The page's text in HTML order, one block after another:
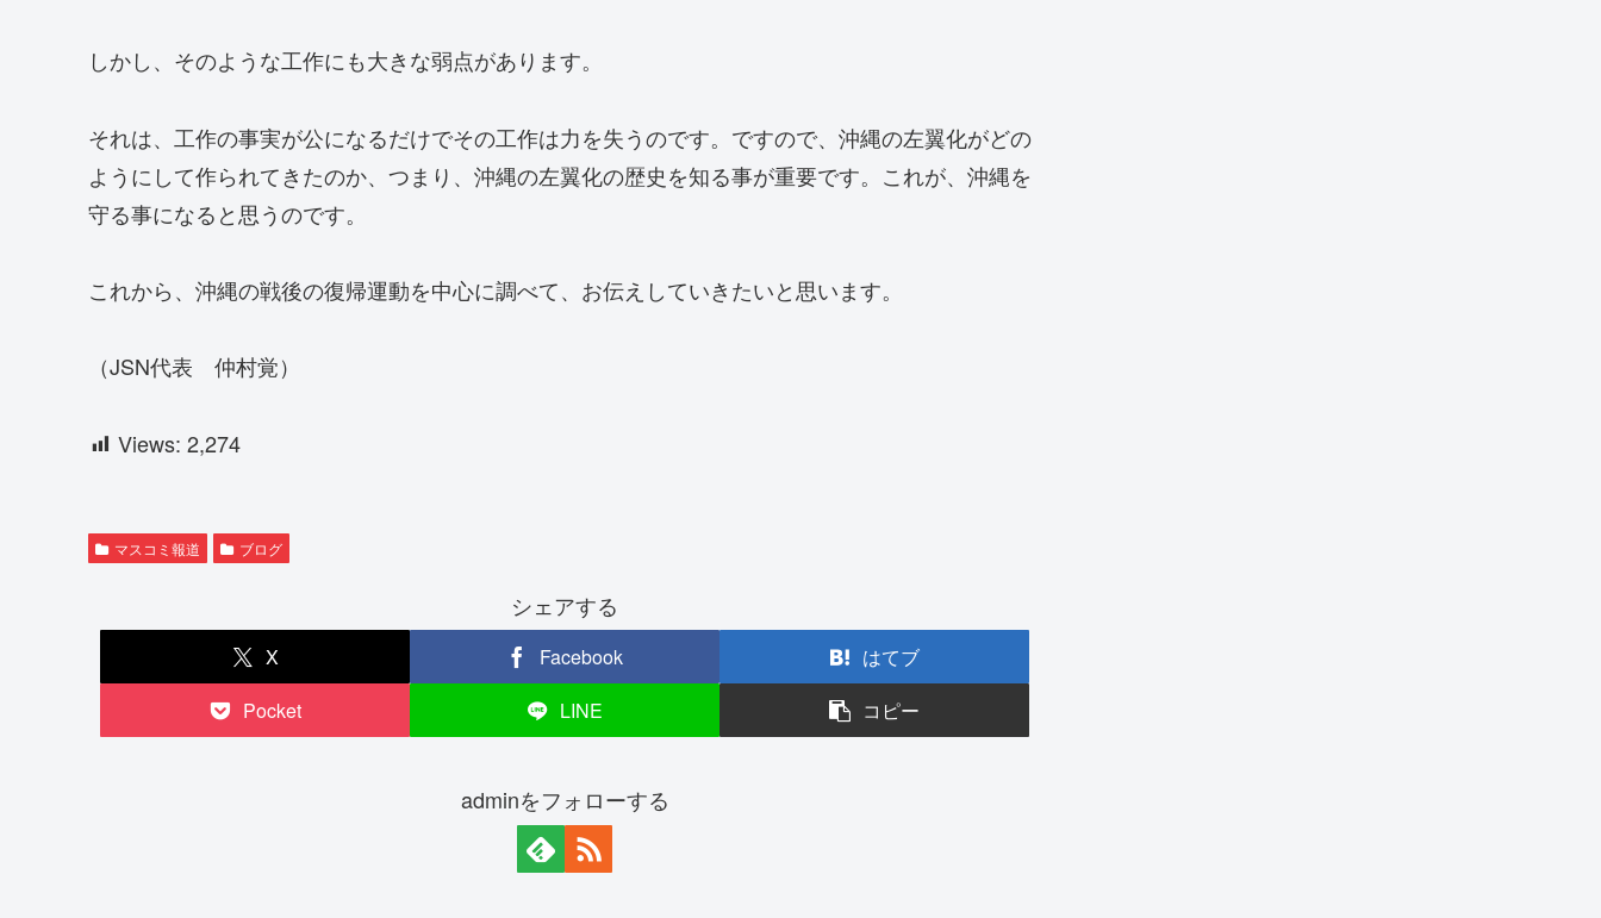
しかし、そのような工作にも大きな弱点があります。
それは、工作の事実が公になるだけでその工作は力を失うのです。ですので、沖縄の左翼化がどの
ようにして作られてきたのか、つまり、沖縄の左翼化の歴史を知る事が重要です。これが、沖縄を
守る事になると思うのです。
これから、沖縄の戦後の復帰運動を中心に調べて、お伝えしていきたいと思います。
（JSN代表 仲村覚）
Views: 2,274
マスコミ報道 ブログ
シェアする
X Facebook
はてブ
Pocket
LINE コピー
adminをフォローする